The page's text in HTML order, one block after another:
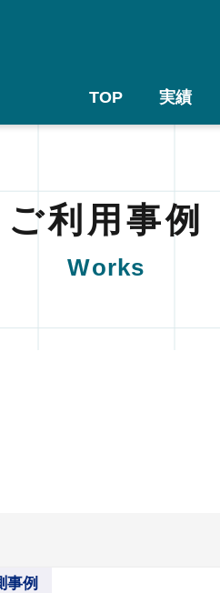
TOP 実績
ご利用事例
Works
事例